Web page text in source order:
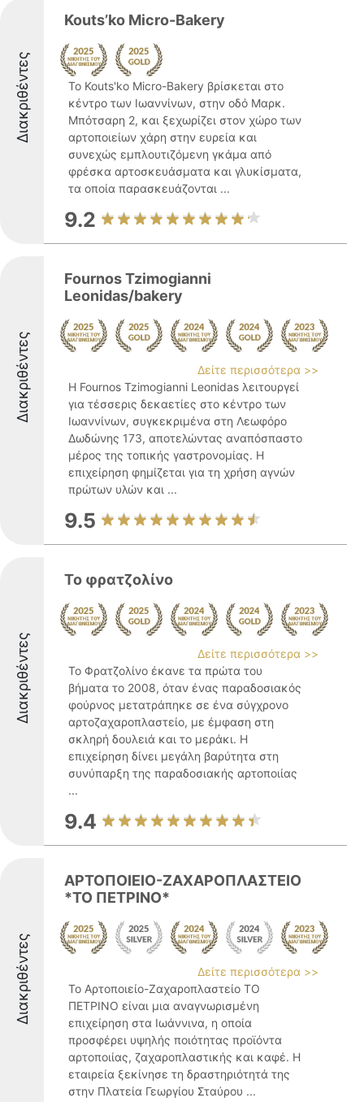
Διακριθέντες
Kouts’ko Micro-Bakery
Το Kouts'ko Micro-Bakery βρίσκεται στο
κέντρο των Ιωαννίνων, στην οδό Μαρκ.
Μπότσαρη 2, και ξεχωρίζει στον χώρο των
αρτοποιείων χάρη στην ευρεία και
συνεχώς εμπλουτιζόμενη γκάμα από
φρέσκα αρτοσκευάσματα και γλυκίσματα,
τα οποία παρασκευάζονται ...
9.2
Διακριθέντες
Fournos Tzimogianni
Leonidas/bakery
Δείτε περισσότερα >>
Η Fournos Tzimogianni Leonidas λειτουργεί
για τέσσερις δεκαετίες στο κέντρο των
Ιωαννίνων, συγκεκριμένα στη Λεωφόρο
Δωδώνης 173, αποτελώντας αναπόσπαστο
μέρος της τοπικής γαστρονομίας. Η
επιχείρηση φημίζεται για τη χρήση αγνών
πρώτων υλών και ...
9.5
Διακριθέντες
Το φρατζολίνο
Δείτε περισσότερα >>
Το Φρατζολίνο έκανε τα πρώτα του
βήματα το 2008, όταν ένας παραδοσιακός
φούρνος μετατράπηκε σε ένα σύγχρονο
αρτοζαχαροπλαστείο, με έμφαση στη
σκληρή δουλειά και το μεράκι. Η
επιχείρηση δίνει μεγάλη βαρύτητα στη
συνύπαρξη της παραδοσιακής αρτοποιίας
...
9.4
Διακριθέντες
ΑΡΤΟΠΟΙΕΙΟ-ΖΑΧΑΡΟΠΛΑΣΤΕΙΟ
*ΤΟ ΠΕΤΡΙΝΟ*
Δείτε περισσότερα >>
Το Αρτοποιείο-Ζαχαροπλαστείο ΤΟ
ΠΕΤΡΙΝΟ είναι μια αναγνωρισμένη
επιχείρηση στα Ιωάννινα, η οποία
προσφέρει υψηλής ποιότητας προϊόντα
αρτοποιίας, ζαχαροπλαστικής και καφέ. Η
εταιρεία ξεκίνησε τη δραστηριότητά της
στην Πλατεία Γεωργίου Σταύρου ...